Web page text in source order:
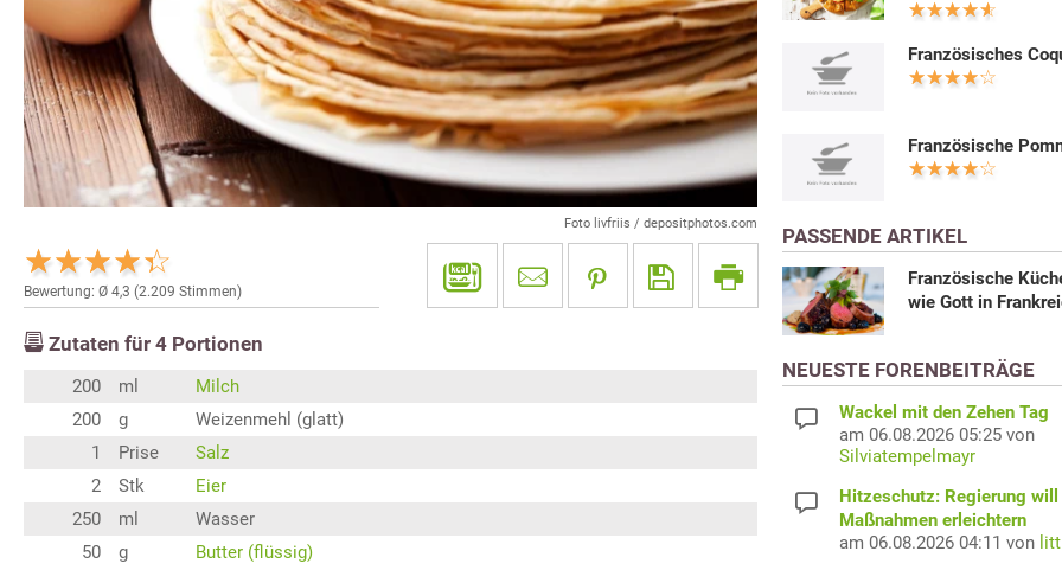
Foto livfriis / depositphotos.com
Bewertung: Ø 4,3 (2.209 Stimmen)
Zutaten für 4 Portionen
200 ml
Milch
200
g
Weizenmehl (glatt)
1
Prise
Salz
2
Stk
Eier
250
ml
Wasser
50
g Butter (flüssig)
Französisches
Französische
PASSENDE ARTIKEL
Französische
wie Gott in
NEUESTE FORENBEITRÄGE
Wackel mit den Zehen Tag
am 06.08.2026 05:25 von
Silviatempelmayr
Hitzeschutz: Regierung will
Maßnahmen erleichtern
am 06.08.2026 04:11 von